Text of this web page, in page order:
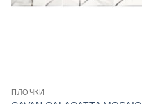
ПЛОЧКИ